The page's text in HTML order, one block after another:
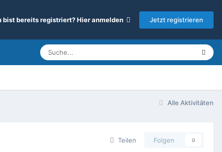
bist bereits registriert? Hier anmelden Jetzt registrieren
Alle Aktivitäten
Teilen Folgen 0